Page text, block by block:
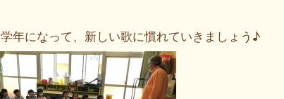
年になって、新しい歌に慣れていきましょう♪